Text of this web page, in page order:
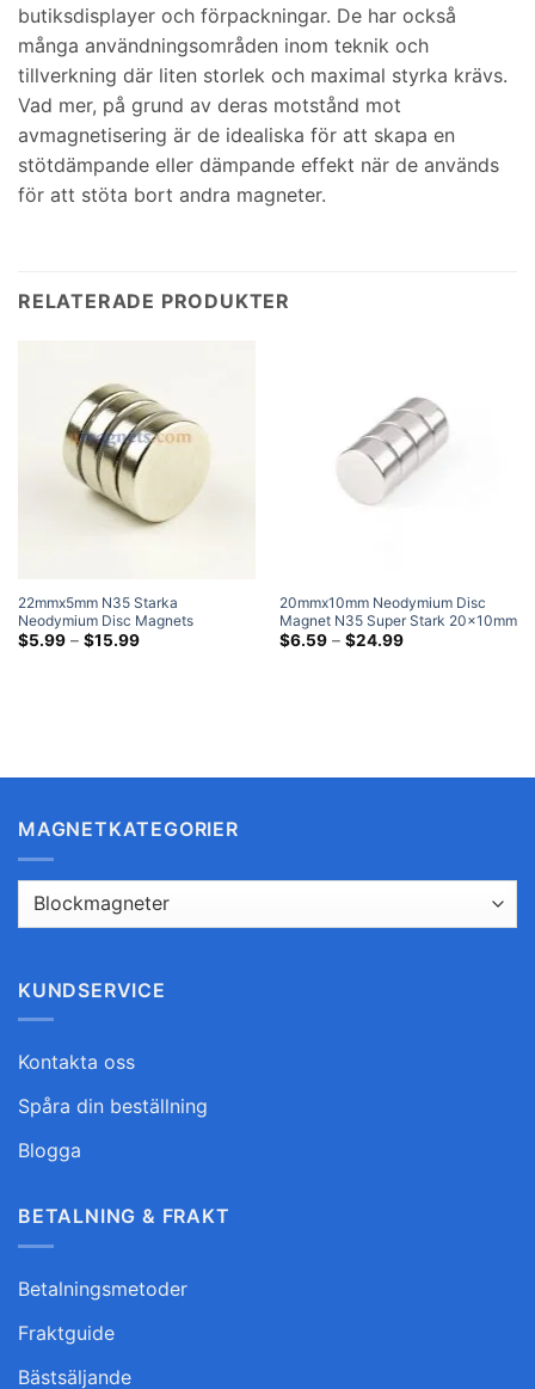
butiksdisplayer och förpackningar. De har också
många användningsområden inom teknik och
tillverkning där liten storlek och maximal styrka krävs.
Vad mer, på grund av deras motstånd mot
avmagnetisering är de idealiska för att skapa en
stötdämpande eller dämpande effekt när de används
för att stöta bort andra magneter.
RELATERADE PRODUKTER
22mmx5mm N35 Starka
Neodymium Disc Magnets
Nickelpläterade Rare Earth Round
$5.99 – $15.99Prisklass:
20mmx10mm Neodymium Disc
Magnet N35 Super Stark 20x10mm
Rare Earth Runda Extremt Stora
$6.59 – $24.99Prisklass:
MAGNETKATEGORIER
KUNDSERVICE
Kontakta oss
Spåra din beställning
Blogga
BETALNING & FRAKT
Betalningsmetoder
Fraktguide
Bästsäljande